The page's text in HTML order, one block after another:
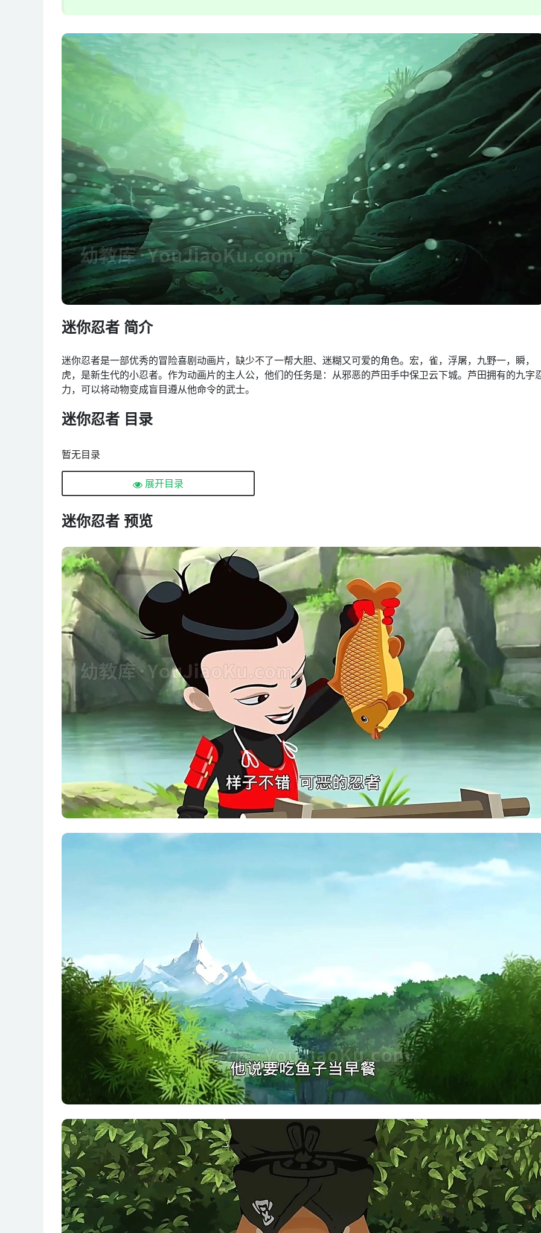
迷你忍者 简介
迷你忍者是一部优秀的冒险喜剧动画片，缺少不了一帮大胆、迷糊又可爱的角色。宏，雀，浮屠，九野一，瞬，
虎，是新生代的小忍者。作为动画片的主人公，他们的任务是：从邪恶的芦田手中保卫云下城。芦田拥有的九字
力，可以将动物变成盲目遵从他命令的武士。
迷你忍者 目录
暂无目录
展开目录
迷你忍者 预览